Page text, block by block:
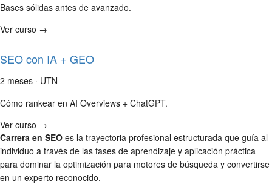
Bases sólidas antes de avanzado.
Ver curso →
SEO con IA + GEO
2 meses · UTN
Cómo rankear en AI Overviews + ChatGPT.
Ver curso →
Carrera en SEO es la trayectoria profesional estructurada que guía al
individuo a través de las fases de aprendizaje y aplicación práctica
para dominar la optimización para motores de búsqueda y convertirse
en un experto reconocido.